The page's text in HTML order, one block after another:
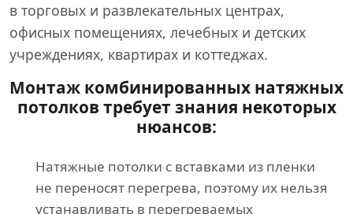
в торговых и развлекательных центрах,
офисных помещениях, лечебных и детских
учреждениях, квартирах и коттеджах.
Монтаж комбинированных натяжных
потолков требует знания некоторых
нюансов:
Натяжные потолки с вставками из пленки
не переносят перегрева, поэтому их нельзя
устанавливать в перегреваемых